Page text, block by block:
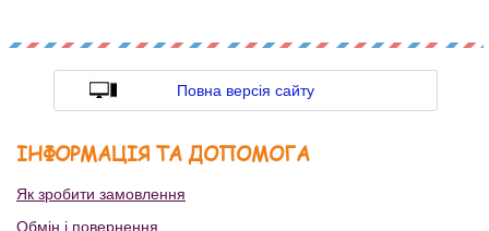
Повна версія сайту
ІНФОРМАЦІЯ ТА ДОПОМОГА
Як зробити замовлення
Обмін і повернення